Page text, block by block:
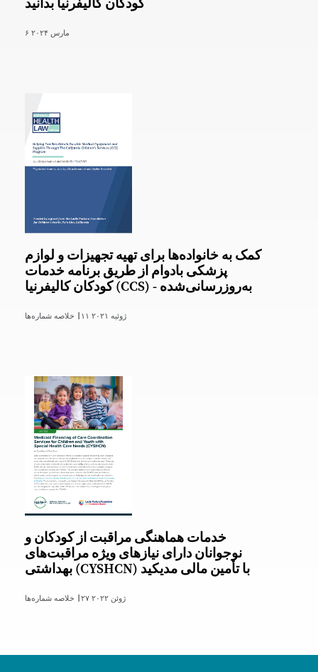
۶ مارس ۲۰۲۴
کمک به خانواده‌ها برای تهیه تجهیزات و لوازم
پزشکی بادوام از طریق برنامه خدمات
کودکان کالیفرنیا (CCS) - به‌روزرسانی‌شده
۱۱ ژوئیه ۲۰۲۱
خدمات هماهنگی مراقبت از کودکان و
نوجوانان دارای نیازهای ویژه مراقبت‌های
بهداشتی (CYSHCN) با تأمین مالی مدیکید
۲۷ ژوئن ۲۰۲۲